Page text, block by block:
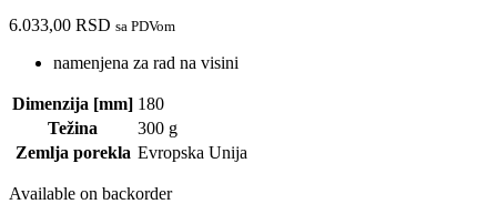
6.033,00 RSD sa PDVom
namenjena za rad na visini
Dimenzija [mm] 180
Težina
300 g
Zemlja porekla Evropska Unija
Available on backorder